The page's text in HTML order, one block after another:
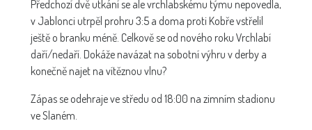
Předchozí dvě utkání se ale vrchlabskému týmu nepovedla,
v Jablonci utrpěl prohru 3:5 a doma proti Kobře vstřelil
ještě o branku méně. Celkově se od nového roku Vrchlabí
daří/nedaří. Dokáže navázat na sobotní výhru v derby a
konečně najet na vítěznou vlnu?
Zápas se odehraje ve středu od 18:00 na zimním stadionu
ve Slaném.